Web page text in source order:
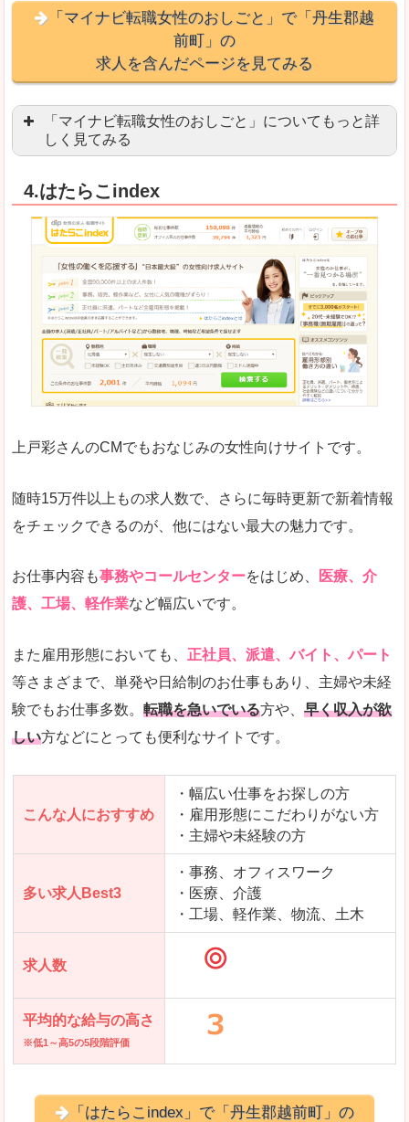
「マイナビ転職女性のおしごと」で「丹生郡越
前町」の
求人を含んだページを見てみる
「マイナビ転職女性のおしごと」についてもっと詳
しく見てみる
良いところ
「自分のペースで働きたい」「キャリアアップ」
はじめての転職についてのお役立ち情報が満載で
悪いところ
求人の掲載が少し見づらい印象があります。求人
給与が見た目ですぐにわからないことが多いです
詳しい説明 サイト内の検索の人気ワードで英語や中国語など
人気度 普通のマイナビの方を使っている方が多く、女
さまざまな検索機能が充実しており、条件面やこ
ただし、求人情報が少し見づらいです。
「マイナビ転職女性のおしごと」で「丹生郡越
前町」の
求人を含んだページを見てみる
4.はたらこindex
上戸彩さんのCMでもおなじみの女性向けサイトです。
随時15万件以上もの求人数で、さらに毎時更新で新着情報
をチェックできるのが、他にはない最大の魅力です。
お仕事内容も事務やコールセンターをはじめ、
医療、介
護、工場、軽作業など幅広いです。
また雇用形態においても、 正社員、派遣、バイト、パート
等さまざまで、単発や日給制のお仕事もあり、主婦や未経
験でもお仕事多数。 転職を急いでいる方や、 早く収入が欲
しい方などにとっても便利なサイトです。
こんな人におすすめ
・幅広い仕事をお探しの方
・雇用形態にこだわりがない方
・主婦や未経験の方
多い求人Best3
・事務、オフィスワーク
・医療、介護
・工場、軽作業、物流、土木
求人数
平均的な給与の高さ
※低1～高5の5段階評価
「はたらこindex」で「丹生郡越前町」の